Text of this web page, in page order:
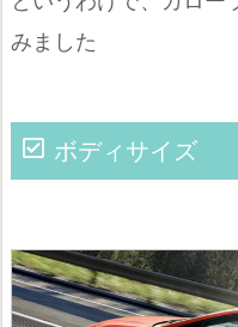
みました
ボディサイズ